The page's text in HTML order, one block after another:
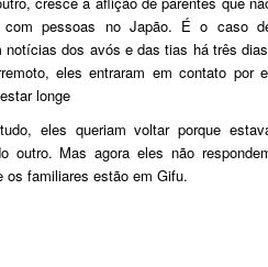
com pessoas no Japão. É o caso
notícias dos avós e das tias há três
eles entraram em contato por
longe
eles queriam voltar porque
outro. Mas agora eles não
os familiares estão em Gifu.